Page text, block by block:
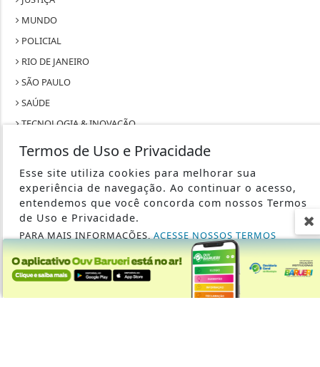
MUNDO
POLICIAL
RIO DE JANEIRO
SÃO PAULO
SAÚDE
TECNOLOGIA & INOVAÇÃO
TRABALHO
SEU SITE - TODOS OS DIREITOS RESERVADOS.
TERMOS DE USO E PRIVACIDADE
EXPEDIENTE
Termos de Uso e Privacidade
Esse site utiliza cookies para melhorar sua
experiência de navegação. Ao continuar o acesso,
entendemos que você concorda com nossos Termos
de Uso e Privacidade.
PARA MAIS INFORMAÇÕES,ACESSE NOSSOS TERMOS
CLICANDO AQUI
PROSSEGUIR